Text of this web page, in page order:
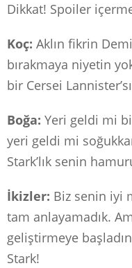
Dikkat! Spoiler
Koç: Aklın fikrin
bırakmaya niyetin
bir Cersei
Boğa: Yeri geldi mi
yeri geldi mi
Stark’lık senin
İkizler: Biz senin iyi
tam anlayamadık.
geliştirmeye
Stark!